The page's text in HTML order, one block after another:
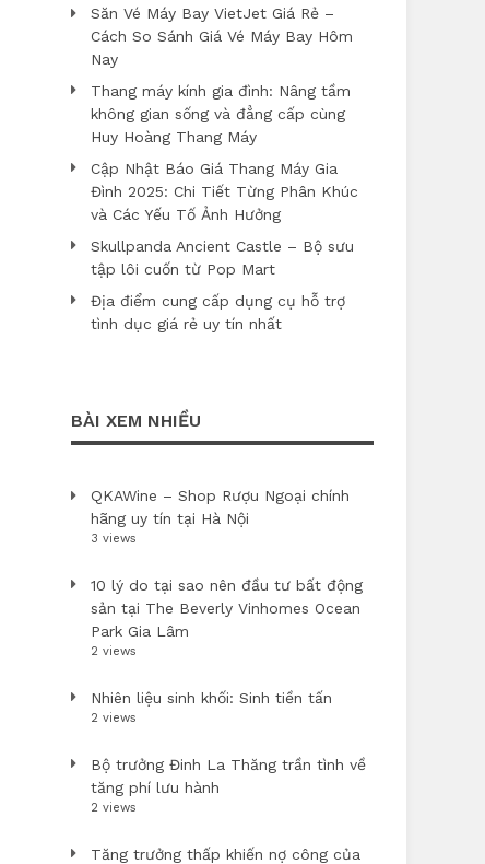
Săn Vé Máy Bay VietJet Giá Rẻ –
Cách So Sánh Giá Vé Máy Bay Hôm
Nay
Thang máy kính gia đình: Nâng tầm
không gian sống và đẳng cấp cùng
Huy Hoàng Thang Máy
Cập Nhật Báo Giá Thang Máy Gia
Đình 2025: Chi Tiết Từng Phân Khúc
và Các Yếu Tố Ảnh Hưởng
Skullpanda Ancient Castle – Bộ sưu
tập lôi cuốn từ Pop Mart
Địa điểm cung cấp dụng cụ hỗ trợ
tình dục giá rẻ uy tín nhất
BÀI XEM NHIỀU
QKAWine – Shop Rượu Ngoại chính
hãng uy tín tại Hà Nội
3 views
10 lý do tại sao nên đầu tư bất động
sản tại The Beverly Vinhomes Ocean
Park Gia Lâm
2 views
Nhiên liệu sinh khối: Sinh tiền tấn
2 views
Bộ trưởng Đinh La Thăng trần tình về
tăng phí lưu hành
2 views
Tăng trưởng thấp khiến nợ công của